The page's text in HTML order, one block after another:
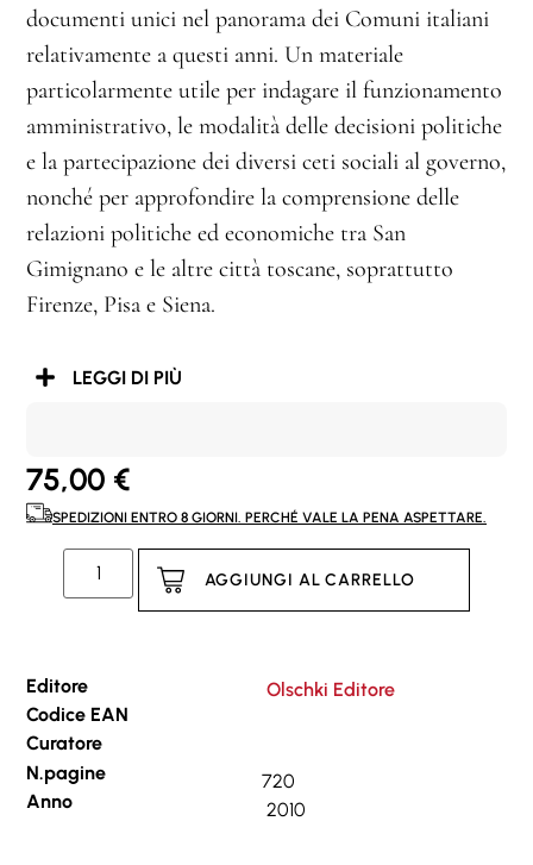
documenti unici nel panorama dei Comuni italiani
relativamente a questi anni. Un materiale
particolarmente utile per indagare il funzionamento
amministrativo, le modalità delle decisioni politiche
e la partecipazione dei diversi ceti sociali al governo,
nonché per approfondire la comprensione delle
relazioni politiche ed economiche tra San
Gimignano e le altre città toscane, soprattutto
Firenze, Pisa e Siena.
LEGGI DI PIÙ
75,00 €
SPEDIZIONI ENTRO 8 GIORNI. PERCHÉ VALE LA PENA ASPETTARE.
AGGIUNGI AL CARRELLO
Editore
Olschki Editore
Codice EAN
Curatore
N.pagine
720
Anno
2010